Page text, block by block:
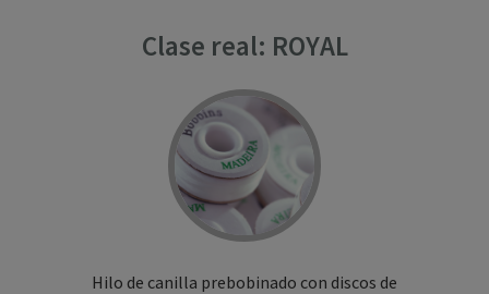
Clase real: ROYAL
Hilo de canilla prebobinado con discos de